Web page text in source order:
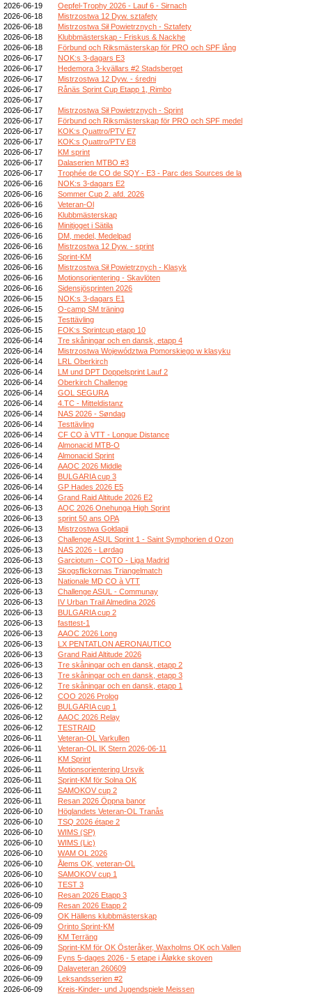
2026-06-19
Oepfel-Trophy 2026 - Lauf 6 - Sirnach
2026-06-18
Mistrzostwa 12 Dyw. sztafety
2026-06-18
Mistrzostwa Sił Powietrznych - Sztafety
2026-06-18
Klubbmästerskap - Friskus & Nackhe
2026-06-18
Förbund och Riksmästerskap för PRO och SPF lång
2026-06-17
NOK:s 3-dagars E3
2026-06-17
Hedemora 3-kvällars #2 Stadsberget
2026-06-17
Mistrzostwa 12 Dyw. - średni
2026-06-17
Rånäs Sprint Cup Etapp 1, Rimbo
2026-06-17
2026-06-17
Mistrzostwa Sił Powietrznych - Sprint
2026-06-17
Förbund och Riksmästerskap för PRO och SPF medel
2026-06-17
KOK:s Quattro/PTV E7
2026-06-17
KOK:s Quattro/PTV E8
2026-06-17
KM sprint
2026-06-17
Dalaserien MTBO #3
2026-06-17
Trophée de CO de SQY - E3 - Parc des Sources de la
2026-06-16
NOK:s 3-dagars E2
2026-06-16
Sommer Cup 2. afd. 2026
2026-06-16
Veteran-Ol
2026-06-16
Klubbmästerskap
2026-06-16
Minitjoget i Sätila
2026-06-16
DM, medel, Medelpad
2026-06-16
Mistrzostwa 12 Dyw. - sprint
2026-06-16
Sprint-KM
2026-06-16
Mistrzostwa Sił Powietrznych - Klasyk
2026-06-16
Motionsorientering - Skavlöten
2026-06-16
Sidensjösprinten 2026
2026-06-15
NOK:s 3-dagars E1
2026-06-15
O-camp SM träning
2026-06-15
Testtävling
2026-06-15
FOK:s Sprintcup etapp 10
2026-06-14
Tre skåningar och en dansk, etapp 4
2026-06-14
Mistrzostwa Województwa Pomorskiego w klasyku
2026-06-14
LRL Oberkirch
2026-06-14
LM und DPT Doppelsprint Lauf 2
2026-06-14
Oberkirch Challenge
2026-06-14
GOL SEGURA
2026-06-14
4.TC - Mitteldistanz
2026-06-14
NAS 2026 - Søndag
2026-06-14
Testtävling
2026-06-14
CF CO à VTT - Longue Distance
2026-06-14
Almonacid MTB-O
2026-06-14
Almonacid Sprint
2026-06-14
AAOC 2026 Middle
2026-06-14
BULGARIA cup 3
2026-06-14
GP Hades 2026 E5
2026-06-14
Grand Raid Altitude 2026 E2
2026-06-13
AOC 2026 Onehunga High Sprint
2026-06-13
sprint 50 ans OPA
2026-06-13
Mistrzostwa Gołdapii
2026-06-13
Challenge ASUL Sprint 1 - Saint Symphorien d Ozon
2026-06-13
NAS 2026 - Lørdag
2026-06-13
Garciotum - COTO - Liga Madrid
2026-06-13
Skogsflickornas Triangelmatch
2026-06-13
Nationale MD CO à VTT
2026-06-13
Challenge ASUL - Communay
2026-06-13
IV Urban Trail Almedina 2026
2026-06-13
BULGARIA cup 2
2026-06-13
fasttest-1
2026-06-13
AAOC 2026 Long
2026-06-13
LX PENTATLON AERONAUTICO
2026-06-13
Grand Raid Altitude 2026
2026-06-13
Tre skåningar och en dansk, etapp 2
2026-06-13
Tre skåningar och en dansk, etapp 3
2026-06-12
Tre skåningar och en dansk, etapp 1
2026-06-12
COO 2026 Prolog
2026-06-12
BULGARIA cup 1
2026-06-12
AAOC 2026 Relay
2026-06-12
TESTRAID
2026-06-11
Veteran-OL Varkullen
2026-06-11
Veteran-OL IK Stern 2026-06-11
2026-06-11
KM Sprint
2026-06-11
Motionsorientering Ursvik
2026-06-11
Sprint-KM för Solna OK
2026-06-11
SAMOKOV cup 2
2026-06-11
Resan 2026 Öppna banor
2026-06-10
Höglandets Veteran-OL Tranås
2026-06-10
TSQ 2026 étape 2
2026-06-10
WIMS (SP)
2026-06-10
WIMS (Lic)
2026-06-10
WAM OL 2026
2026-06-10
Ålems OK, veteran-OL
2026-06-10
SAMOKOV cup 1
2026-06-10
TEST 3
2026-06-10
Resan 2026 Etapp 3
2026-06-09
Resan 2026 Etapp 2
2026-06-09
OK Hällens klubbmästerskap
2026-06-09
Orinto Sprint-KM
2026-06-09
KM Terräng
2026-06-09
Sprint-KM för OK Österåker, Waxholms OK och Vallen
2026-06-09
Fyns 5-dages 2026 - 5 etape i Åløkke skoven
2026-06-09
Dalaveteran 260609
2026-06-09
Leksandsserien #2
2026-06-09
Kreis-Kinder- und Jugendspiele Meissen